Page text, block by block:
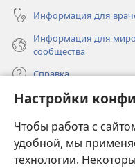
Настройки
Чтобы работа с
удобной, мы
технологии.
Информация для
Информация для
сообщества
Справка
Пожертвования
в
новом
окне)
ОНЛАЙН-
(открывается